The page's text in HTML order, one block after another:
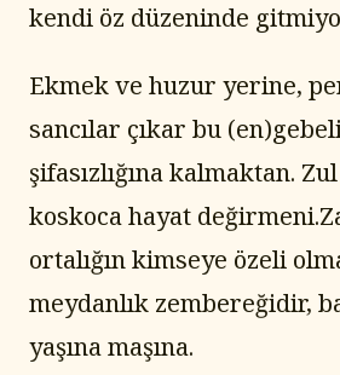
kendi öz düzeninde
Ekmek ve huzur yerine,
sancılar çıkar bu
şifasızlığına kalmaktan.
koskoca hayat
ortalığın kimseye özeli
meydanlık zembereğidir,
yaşına maşına.